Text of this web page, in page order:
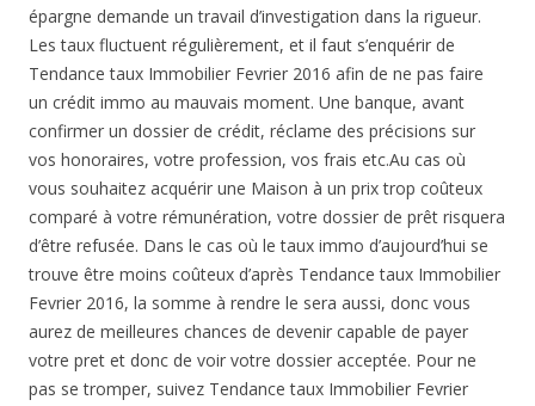
épargne demande un travail d’investigation dans la rigueur.
Les taux fluctuent régulièrement, et il faut s’enquérir de
Tendance taux Immobilier Fevrier 2016 afin de ne pas faire
un crédit immo au mauvais moment. Une banque, avant
confirmer un dossier de crédit, réclame des précisions sur
vos honoraires, votre profession, vos frais etc.Au cas où
vous souhaitez acquérir une Maison à un prix trop coûteux
comparé à votre rémunération, votre dossier de prêt risquera
d’être refusée. Dans le cas où le taux immo d’aujourd’hui se
trouve être moins coûteux d’après Tendance taux Immobilier
Fevrier 2016, la somme à rendre le sera aussi, donc vous
aurez de meilleures chances de devenir capable de payer
votre pret et donc de voir votre dossier acceptée. Pour ne
pas se tromper, suivez Tendance taux Immobilier Fevrier